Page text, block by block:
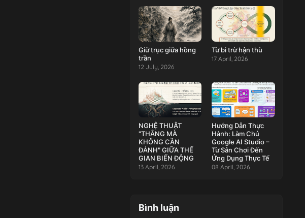
Giữ trục giữa hồng
trần
12 July, 2026
Từ bi trừ hận thù
17 April, 2026
NGHỆ THUẬT
"THẮNG MÀ
KHÔNG CẦN
ĐÁNH" GIỮA THẾ
GIAN BIẾN ĐỘNG
13 April, 2026
Hướng Dẫn Thực
Hành: Làm Chủ
Google AI Studio –
Từ Sân Chơi Đến
Ứng Dụng Thực Tế
08 April, 2026
Bình luận